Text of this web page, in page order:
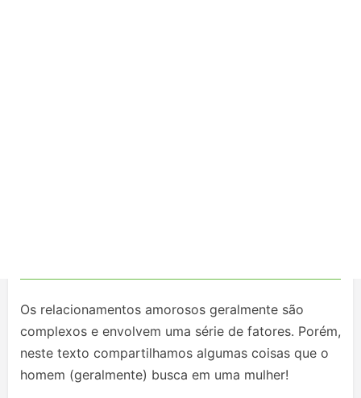
Os relacionamentos amorosos geralmente são
complexos e envolvem uma série de fatores. Porém,
neste texto compartilhamos algumas coisas que o
homem (geralmente) busca em uma mulher!